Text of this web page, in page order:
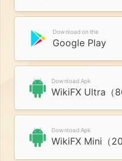
Download on the
Google Play
Download Apk
WikiFX Ultra（
Download Apk
WikiFX Mini（